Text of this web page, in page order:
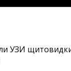
УЗИ